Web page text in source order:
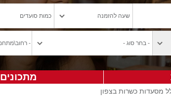
מתכונים